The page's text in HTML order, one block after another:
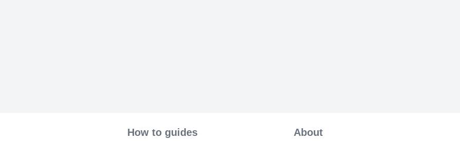
architecturale. En effet ce lieu de culte possède des
traits de caractères spécifiques issus de la richesse de
How to guides About